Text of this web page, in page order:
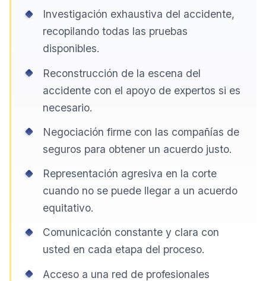
Investigación exhaustiva del accidente,
recopilando todas las pruebas
disponibles.
Reconstrucción de la escena del
accidente con el apoyo de expertos si es
necesario.
Negociación firme con las compañías de
seguros para obtener un acuerdo justo.
Representación agresiva en la corte
cuando no se puede llegar a un acuerdo
equitativo.
Comunicación constante y clara con
usted en cada etapa del proceso.
Acceso a una red de profesionales